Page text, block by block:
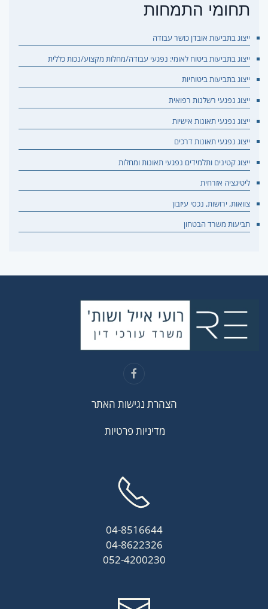
תחומי התמחות
ייצוג בתביעות אובדן כושר עבודה
ייצוג בתביעות ביטוח לאומי: נפגעי עבודה/מחלות מקצוע/נכות כללית
ייצוג בתביעות ביטוחיות
ייצוג נפגעי רשלנות רפואית
ייצוג נפגעי תאונות אישיות
ייצוג נפגעי תאונות דרכים
ייצוג קטינים ותלמידים נפגעי תאונות ומחלות
ליטיגציה אזרחית
צוואות, ירושות, נכסי עיזבון
תביעות משרד הבטחון
הצהרת נגישות האתר
מדיניות פרטיות
04-8516644
04-8622326
052-4200230